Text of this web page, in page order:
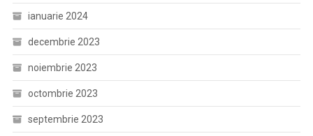
ianuarie 2024
decembrie 2023
noiembrie 2023
octombrie 2023
septembrie 2023